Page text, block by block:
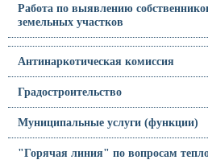
Работа по выявлению
земельных участков
Антинаркотическая комиссия
Градостроительство
Муниципальные услуги (функции)
"Горячая линия" по вопросам